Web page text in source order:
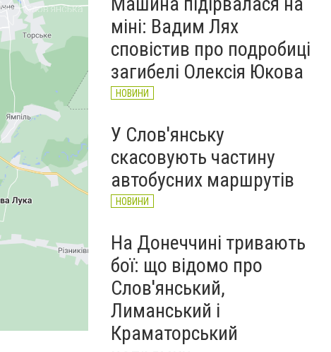
міні: Вадим Лях
сповістив про подробиці
загибелі Олексія Юкова
НОВИНИ
У Слов'янську
скасовують частину
автобусних маршрутів
НОВИНИ
На Донеччині тривають
бої: що відомо про
Слов'янський,
Лиманський і
Краматорський